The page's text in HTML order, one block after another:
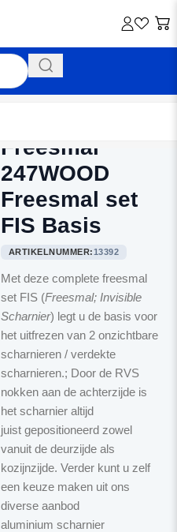
Freesmal
247WOOD
Freesmal set
FIS Basis
ARTIKELNUMMER:13392
Met deze complete freesmal
set FIS (Freesmal; Invisible
Scharnier) legt u de basis voor
het uitfrezen van 2 onzichtbare
scharnieren / verdekte
scharnieren.; Door de RVS
nokken aan de achterzijde is
het scharnier altijd
juist gepositioneerd zowel
vanuit de deurzijde als
kozijnzijde. Verder kunt u zelf
een keuze maken uit ons
diverse aanbod
aluminium scharnier